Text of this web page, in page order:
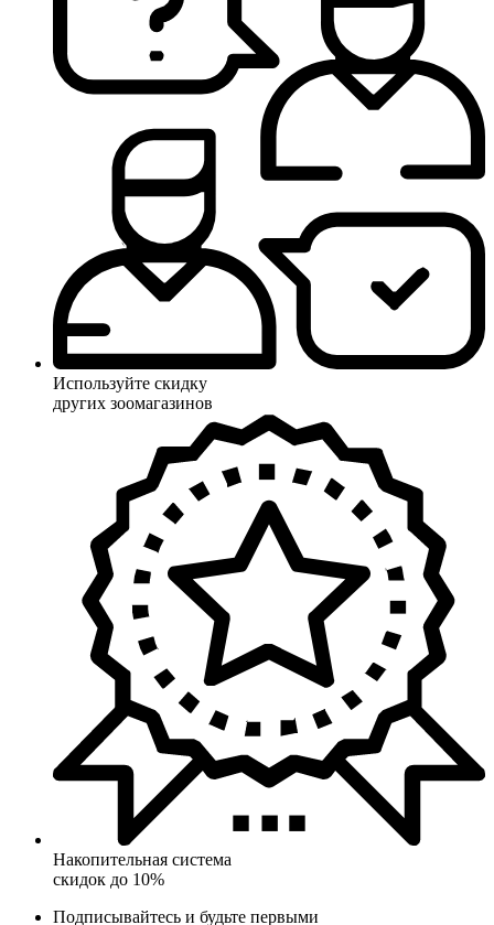
Используйте скидку
других зоомагазинов
Накопительная система
скидок до 10%
Подписывайтесь и будьте первыми